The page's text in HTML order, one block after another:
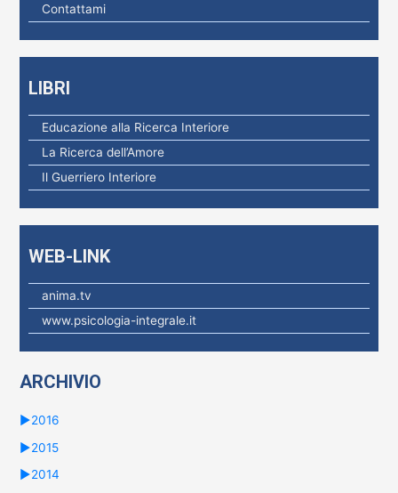
Contattami
LIBRI
Educazione alla Ricerca Interiore
La Ricerca dell’Amore
Il Guerriero Interiore
WEB-LINK
anima.tv
www.psicologia-integrale.it
ARCHIVIO
►2016
►2015
►2014